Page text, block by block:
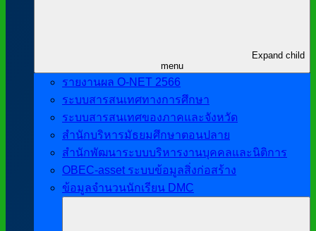
Expand child
menu
รายงานผล O-NET 2566
ระบบสารสนเทศทางการศึกษา
ระบบสารสนเทศของภาคและจังหวัด
สำนักบริหารมัธยมศึกษาตอนปลาย
สำนักพัฒนาระบบบริหารงานบุคคลและนิติการ
OBEC-asset ระบบข้อมูลสิ่งก่อสร้าง
ข้อมูลจำนวนนักเรียน DMC